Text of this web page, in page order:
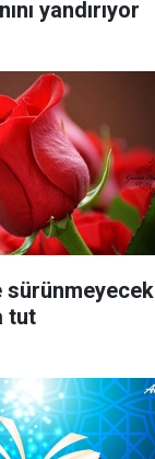
yandırıyor
sürünmeyecek
tut